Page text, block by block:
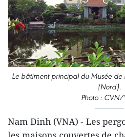
Le bâtiment principal du Musée
(Nord).
Photo : CVN/
Nam Dinh (VNA) - Les